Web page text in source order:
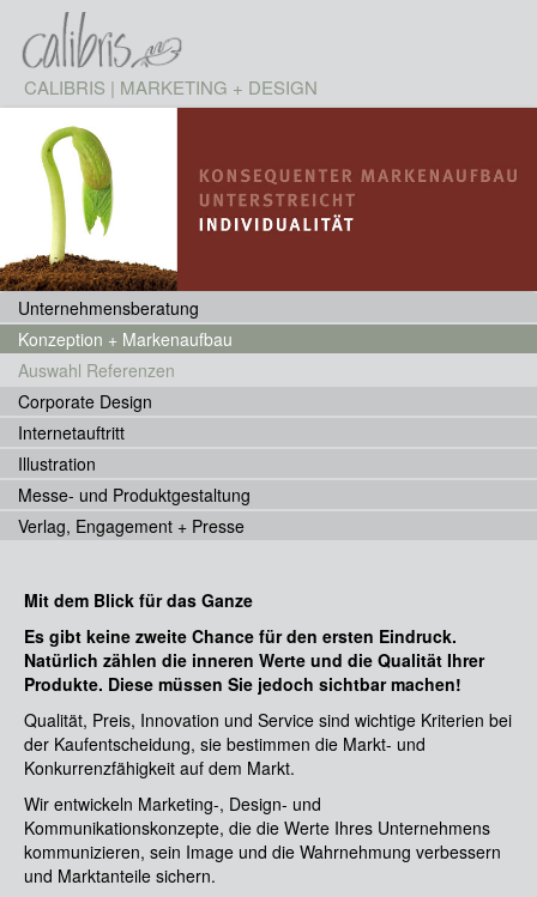
CALIBRIS | MARKETING + DESIGN
Unternehmensberatung
Konzeption + Markenaufbau
Auswahl Referenzen
Corporate Design
Internetauftritt
Illustration
Messe- und Produktgestaltung
Verlag, Engagement + Presse
Mit dem Blick für das Ganze
Es gibt keine zweite Chance für den ersten Eindruck.
Natürlich zählen die inneren Werte und die Qualität Ihrer
Produkte. Diese müssen Sie jedoch sichtbar machen!
Qualität, Preis, Innovation und Service sind wichtige Kriterien bei
der Kaufentscheidung, sie bestimmen die Markt- und
Konkurrenzfähigkeit auf dem Markt.
Wir entwickeln Marketing-, Design- und
Kommunikationskonzepte, die die Werte Ihres Unternehmens
kommunizieren, sein Image und die Wahrnehmung verbessern
und Marktanteile sichern.